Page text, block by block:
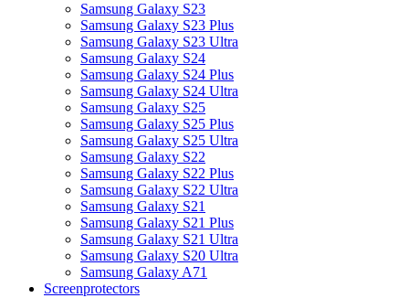
Samsung Galaxy S23
Samsung Galaxy S23 Plus
Samsung Galaxy S23 Ultra
Samsung Galaxy S24
Samsung Galaxy S24 Plus
Samsung Galaxy S24 Ultra
Samsung Galaxy S25
Samsung Galaxy S25 Plus
Samsung Galaxy S25 Ultra
Samsung Galaxy S22
Samsung Galaxy S22 Plus
Samsung Galaxy S22 Ultra
Samsung Galaxy S21
Samsung Galaxy S21 Plus
Samsung Galaxy S21 Ultra
Samsung Galaxy S20 Ultra
Samsung Galaxy A71
Screenprotectors